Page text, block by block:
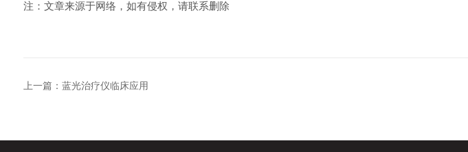
注：文章来源于网络，如有侵权，请联系删除
上一篇： 蓝光治疗仪临床应用